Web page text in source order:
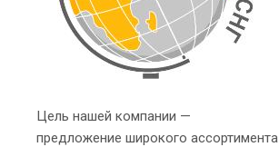
Цель нашей компании —
предложение широкого ассортимента